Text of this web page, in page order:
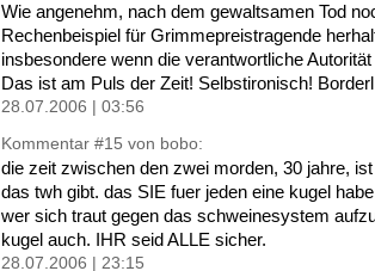
Wie angenehm, nach dem gewaltsamen Tod
Rechenbeispiel für Grimmepreistragende
insbesondere wenn die verantwortliche
Das ist am Puls der Zeit! Selbstironisch!
28.07.2006 | 03:56
Kommentar #15 von bobo:
die zeit zwischen den zwei morden, 30 jahre,
das twh gibt. das SIE fuer jeden eine kugel
wer sich traut gegen das schweinesystem
kugel auch. IHR seid ALLE sicher.
28.07.2006 | 23:15